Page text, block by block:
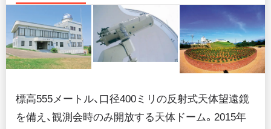
標高555メートル、口径400ミリの反射式天体望遠鏡
を備え、観測会時のみ開放する天体ドーム。2015年